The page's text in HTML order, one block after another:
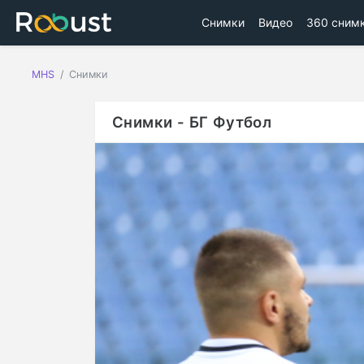
Снимки Видео 360
MHS Снимки
Снимки - БГ Футбол